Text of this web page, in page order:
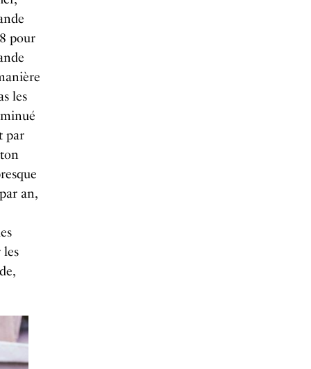
pour
les
par
an,
les